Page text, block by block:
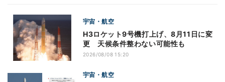
宇宙・航空
H3ロケット9号機打上げ、8月11日に変
更 天候条件整わない可能性も
2026/08/08 15:20
宇宙・航空